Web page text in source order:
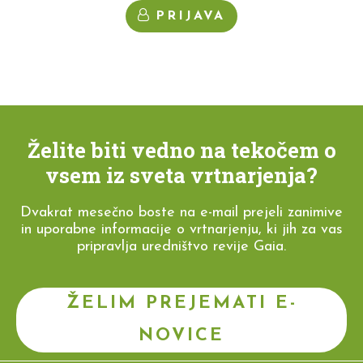
PRIJAVA
Želite biti vedno na tekočem o
vsem iz sveta vrtnarjenja?
Dvakrat mesečno boste na e-mail prejeli zanimive
in uporabne informacije o vrtnarjenju, ki jih za vas
pripravlja uredništvo revije Gaia.
ŽELIM PREJEMATI E-
NOVICE